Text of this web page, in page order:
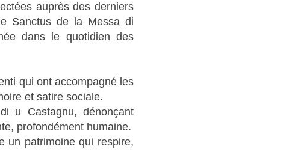
auprès des derniers
Sanctus de la Messa di
dans le quotidien des
qui ont accompagné les
et satire sociale.
u Castagnu, dénonçant
profondément humaine.
un patrimoine qui respire,